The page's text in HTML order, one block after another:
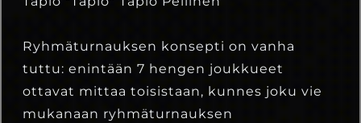
Ryhmäturnauksen konsepti on vanha
tuttu: enintään 7 hengen joukkueet
ottavat mittaa toisistaan, kunnes joku vie
mukanaan ryhmäturnauksen